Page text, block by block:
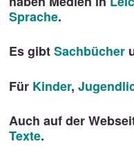
Sprache.
Es gibtSachbücher
Für Kinder,
Auch auf der
Texte.